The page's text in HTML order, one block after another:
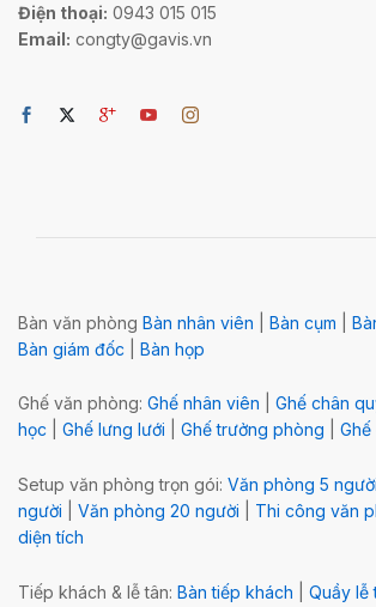
Điện thoại: 0943 015 015
Email: congty@gavis.vn
Bàn văn phòng Bàn nhân viên Bàn cụm
Bàn giám đốc
Bàn họp
Ghế văn phòng: Ghế nhân viên Ghế chân
học
Ghế lưng lưới Ghế trưởng phòng
Setup văn phòng trọn gói: Văn phòng 5 người
người
Văn phòng 20 người Thi công văn
diện tích
Tiếp khách & lễ tân: Bàn tiếp khách Quầy lễ